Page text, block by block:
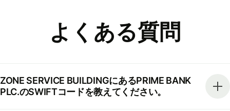
よくある質問
ZONE SERVICE BUILDINGにあるPRIME BANK
PLC.のSWIFTコードを教えてください。